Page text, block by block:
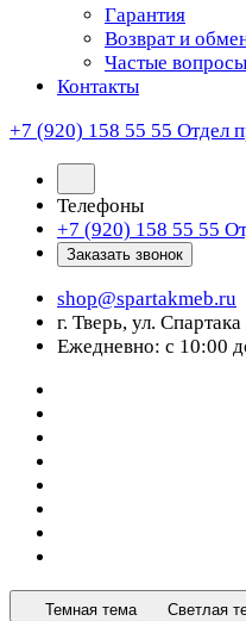
Гарантия
Возврат и
Частые вопросы
Контакты
+7 (920) 158 55 55 Отдел
Телефоны
+7 (920) 158 55 55
Заказать звонок
shop@spartakmeb.ru
г. Тверь, ул. Спартака
Ежедневно: с 10:00
Темная тема Светлая